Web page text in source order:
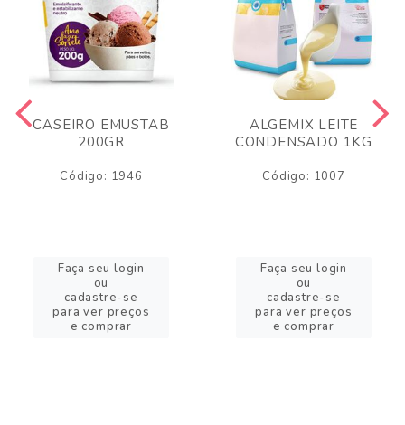
CASEIRO EMUSTAB
200GR
Código: 1946
Faça seu login
ou
cadastre-se
para ver preços
e comprar
ALGEMIX LEITE
CONDENSADO 1KG
Código: 1007
Faça seu login
ou
cadastre-se
para ver preços
e comprar